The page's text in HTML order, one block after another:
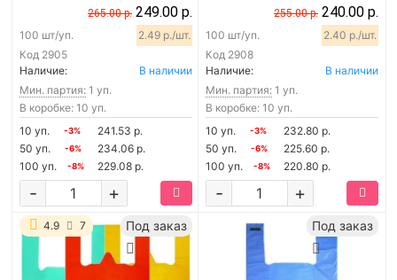
265.00 р. 249.00 р.
Код 2905
100 шт/уп. 2.49 р./шт.
Наличие:
В наличии
Мин. партия: 1 уп.
В коробке: 10 уп.
10 уп.
-3%
241.53 р.
50 уп.
-6%
234.06 р.
100 уп.
-8% 229.08 р.
+
-
255.00 р. 240.00 р.
Код 2908
100 шт/уп. 2.40 р./шт.
Наличие:
В наличии
Мин. партия: 1 уп.
В коробке: 10 уп.
10 уп.
-3%
232.80 р.
50 уп.
-6%
225.60 р.
100 уп.
-8% 220.80 р.
+
-
4.9 7 Под заказ Под заказ